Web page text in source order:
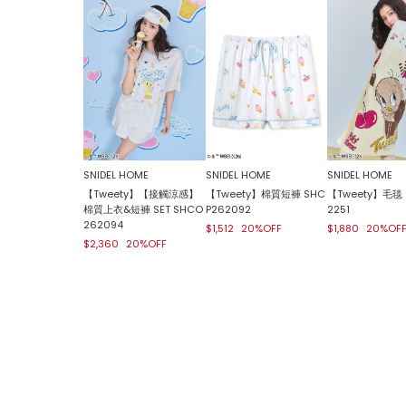
SNIDEL HOME
【Tweety】【接觸涼感】
棉質上衣&短褲 SET SHCO
262094
$2,360
20%OFF
SNIDEL HOME
【Tweety】棉質短褲 SHC
P262092
$1,512 20%OFF
SNIDEL HOME
【Tweety】毛
2251
$1,880
20%OFF